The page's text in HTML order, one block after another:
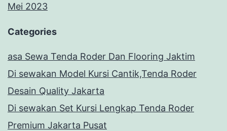
Mei 2023
Categories
asa Sewa Tenda Roder Dan Flooring Jaktim
Di sewakan Model Kursi Cantik,Tenda Roder
Desain Quality Jakarta
Di sewakan Set Kursi Lengkap Tenda Roder
Premium Jakarta Pusat